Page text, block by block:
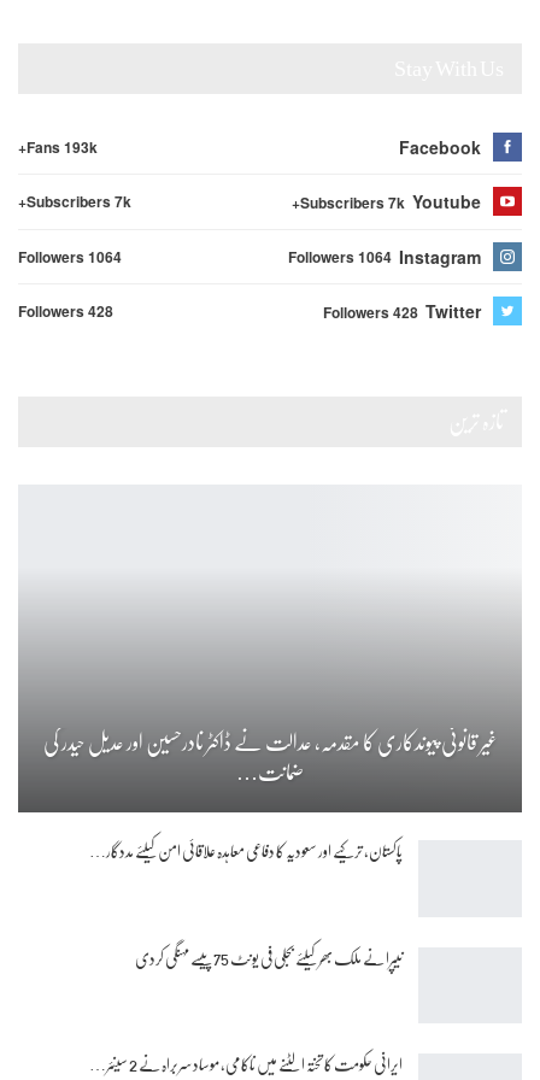
Facebook
Fans 193k+
Youtube
Subscribers 7k+
Subscribers 7k+
Instagram
Followers 1064
Followers 1064
Twitter
Followers 428
Followers 428
غیر قانونی پیوندکاری کا مقدمہ، عدالت نے ڈاکٹر نادرحسین اور عدیل حیدر کی
ضمانت…
پاکستان، ترکیے اور سعودیہ کا دفاعی معاہدہ علاقائی امن کیلئے مددگار…
نیپرا نے ملک بھر کیلئے بجلی فی یونٹ 75 پیسے مہنگی کردی
ایرانی حکومت کا تختہ الٹنے میں ناکامی، موساد سربراہ نے 2 سینئر…